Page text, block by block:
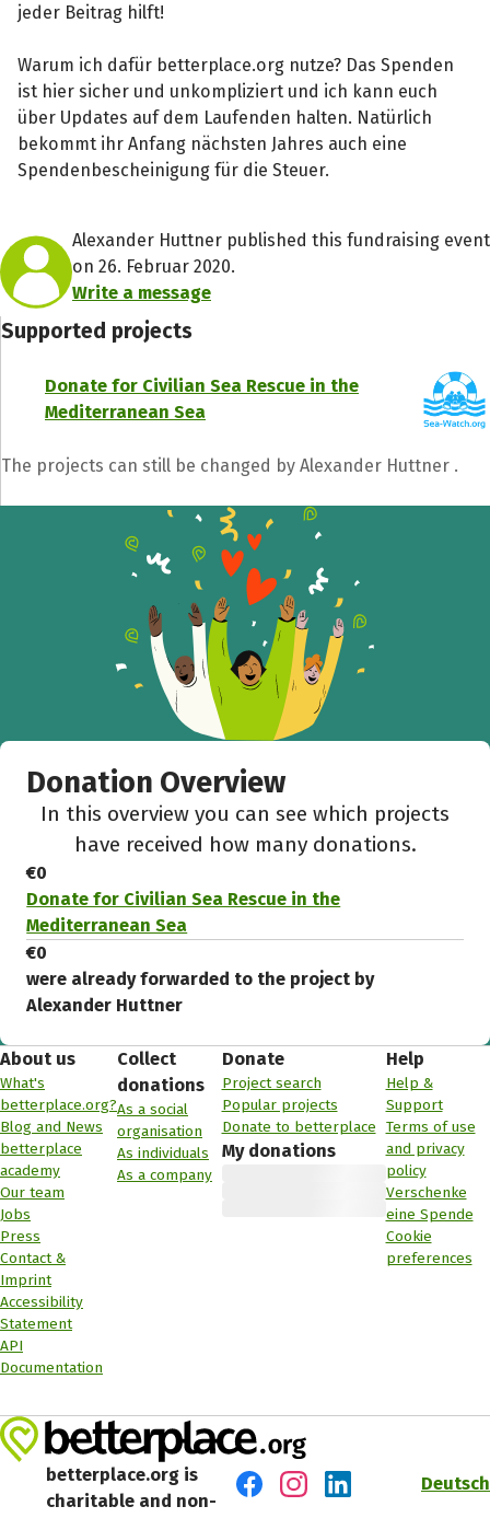
jeder Beitrag hilft!
Warum ich dafür betterplace.org nutze? Das Spenden
ist hier sicher und unkompliziert und ich kann euch
über Updates auf dem Laufenden halten. Natürlich
bekommt ihr Anfang nächsten Jahres auch eine
Spendenbescheinigung für die Steuer.
Alexander Huttner published this fundraising event
on 26. Februar 2020.
Write a message
Supported projects
Donate for Civilian Sea Rescue in the
Mediterranean Sea
The projects can still be changed by Alexander Huttner .
Donation Overview
In this overview you can see which projects
have received how many donations.
€0
Donate for Civilian Sea Rescue in the
Mediterranean Sea
€0
were already forwarded to the project by
Alexander Huttner
About us
What's
betterplace.org?
Blog and News
betterplace
academy
Our team
Jobs
Press
Contact &
Imprint
Accessibility
Statement
API
Documentation
Collect
donations
As a social
organisation
As individuals
As a company
Donate
Project search
Popular projects
Donate to betterplace
My donations
Help
Help &
Support
Terms of use
and privacy
policy
Verschenke
eine Spende
Cookie
preferences
betterplace.org is
charitable and non-
Deutsch